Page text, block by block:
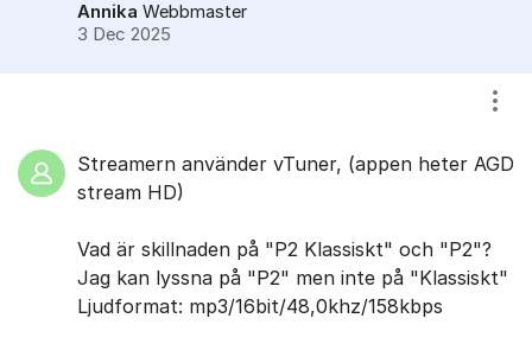
Annika Webbmaster
3 Dec 2025
Streamern använder vTuner, (appen heter AGD
stream HD)
Vad är skillnaden på "P2 Klassiskt" och "P2"?
Jag kan lyssna på "P2" men inte på "Klassiskt"
Ljudformat: mp3/16bit/48,0khz/158kbps